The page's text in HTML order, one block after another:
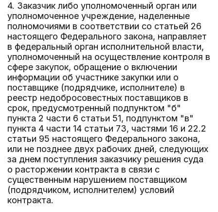
4. Заказчик либо уполномоченный орган или
уполномоченное учреждение, наделенные
полномочиями в соответствии со статьей 26
настоящего Федерального закона, направляет
в федеральный орган исполнительной власти,
уполномоченный на осуществление контроля в
сфере закупок, обращение о включении
информации об участнике закупки или о
поставщике (подрядчике, исполнителе) в
реестр недобросовестных поставщиков в
срок, предусмотренный подпунктом "б"
пункта 2 части 6 статьи 51, подпунктом "в"
пункта 4 части 14 статьи 73, частями 16 и 22.2
статьи 95 настоящего Федерального закона,
или не позднее двух рабочих дней, следующих
за днем поступления заказчику решения суда
о расторжении контракта в связи с
существенным нарушением поставщиком
(подрядчиком, исполнителем) условий
контракта.